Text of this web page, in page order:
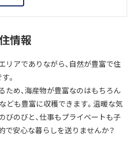
情報
リアでありながら、自然が豊富で住
。
ため、海産物が豊富なのはもちろん
なども豊富に収穫できます。温暖な気
びのびと、仕事もプライベートも子
で安心な暮らしを送りませんか？